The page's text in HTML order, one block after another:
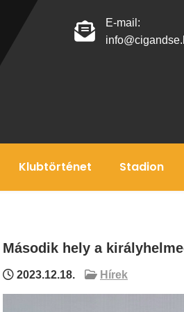
E-mail:
Klubtörténet Stadion
Második hely a
2023.12.18. Hírek